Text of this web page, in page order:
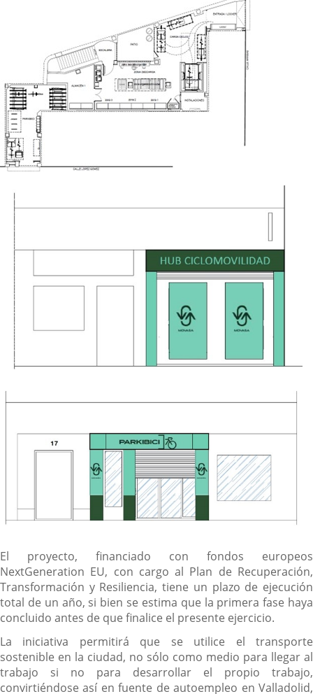
El proyecto, financiado con fondos europeos
NextGeneration EU, con cargo al Plan de Recuperación,
Transformación y Resiliencia, tiene un plazo de ejecución
total de un año, si bien se estima que la primera fase haya
concluido antes de que finalice el presente ejercicio.
La iniciativa permitirá que se utilice el transporte
sostenible en la ciudad, no sólo como medio para llegar al
trabajo si no para desarrollar el propio trabajo,
convirtiéndose así en fuente de autoempleo en Valladolid,